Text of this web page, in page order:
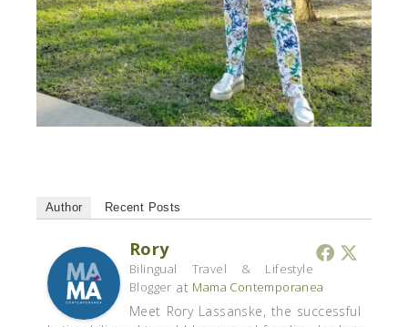
Author Recent Posts
Rory
Bilingual Travel & Lifestyle
Blogger at Mama Contemporanea
Meet Rory Lassanske, the successful